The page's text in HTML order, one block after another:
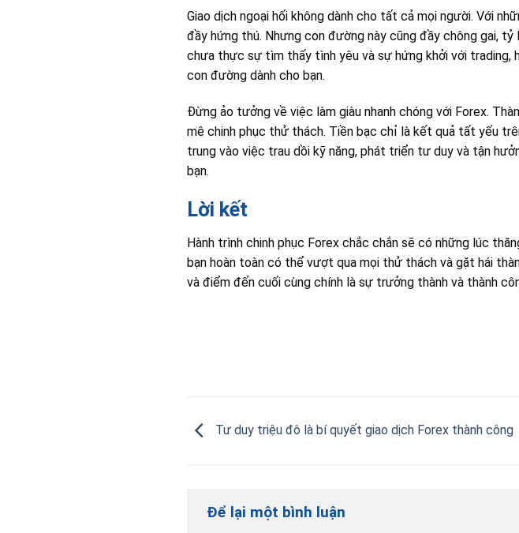
Giao dịch ngoại hối không dành cho tất cả mọi người. Với
đầy hứng thú. Nhưng con đường này cũng đầy chông gai,
chưa thực sự tìm thấy tình yêu và sự hứng khởi với trading,
con đường dành cho bạn.
Đừng ảo tưởng về việc làm giàu nhanh chóng với Forex.
mê chinh phục thử thách. Tiền bạc chỉ là kết quả tất yếu
trung vào việc trau dồi kỹ năng, phát triển tư duy và tận
bạn.
Lời kết
Hành trình chinh phục Forex chắc chắn sẽ có những lúc
bạn hoàn toàn có thể vượt qua mọi thử thách và gặt hái
và điểm đến cuối cùng chính là sự trưởng thành và thành
Tư duy triệu đô là bí quyết giao dịch Forex thành công
Để lại một bình luận